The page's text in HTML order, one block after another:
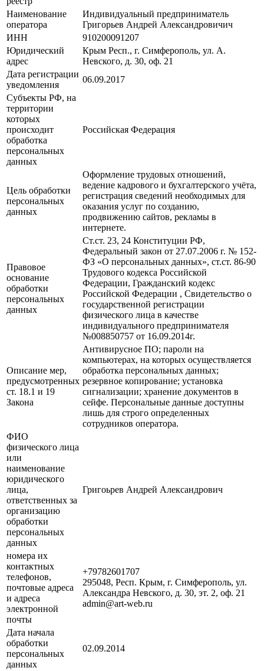
Наименование
оператора
Индивидуальный предприниматель
Григорьев Андрей Александровичич
ИНН
910200091207
Юридический
адрес
Крым Респ., г. Симферополь, ул. А.
Невского, д. 30, оф. 21
Дата регистрации
уведомления
06.09.2017
Субъекты РФ, на
территории
которых
происходит
обработка
персональных
данных
Российская Федерация
Цель обработки
персональных
данных
Оформление трудовых отношений,
ведение кадрового и бухгалтерского учёта,
регистрация сведений необходимых для
оказания услуг по созданию,
продвижению сайтов, рекламы в
интернете.
Правовое
основание
обработки
персональных
данных
Ст.ст. 23, 24 Конституции РФ,
Федеральный закон от 27.07.2006 г. № 152-
ФЗ «О персональных данных», ст.ст. 86-90
Трудового кодекса Российской
Федерации, Гражданский кодекс
Российской Федерации , Свидетельство о
государственной регистрации
физического лица в качестве
индивидуального предпринимателя
№008850757 от 16.09.2014г.
Описание мер,
предусмотренных
ст. 18.1 и 19
Закона
Антивирусное ПО; пароли на
компьютерах, на которых осуществляется
обработка персональных данных;
резервное копирование; установка
сигнализации; хранение документов в
сейфе. Персональные данные доступны
лишь для строго определенных
сотрудников оператора.
ФИО
физического лица
или
наименование
юридического
лица,
ответственных за
организацию
обработки
персональных
данных
Григоьрев Андрей Александрович
номера их
контактных
телефонов,
почтовые адреса
и адреса
электронной
почты
+79782601707
295048, Респ. Крым, г. Симферополь, ул.
Александра Невского, д. 30, эт. 2, оф. 21
admin@art-web.ru
Дата начала
обработки
персональных
данных
02.09.2014